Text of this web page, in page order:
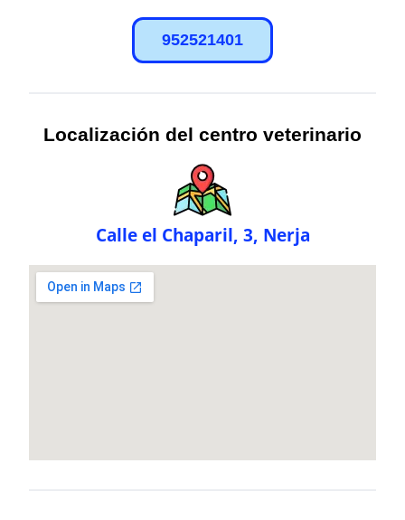
952521401
Localización del centro veterinario
Calle el Chaparil, 3, Nerja